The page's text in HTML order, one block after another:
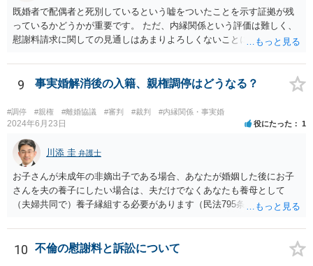
センティブも確保するためには、請求側の主張額を鵜呑みにした排除
額ベースとするのではなく、弁護士として反対の立場であれば、２～
３割くらいの確率で認められそうな金額がいくらくらいかを提示した
ないと目くじらを立てる依頼者もいそうなので、やはり難点がありま
たり、長期化した場合は追加着手金を請求できるようにしたりして最
悪排除額ベースの成功報酬はもらえなくても気にしないというのが良
いように思っています。 いずれにせよ、どういう形をとるにせよ、支
払う報酬額はあまり変わらないと思いますので、そのとおりに支払っ
ても損にはならないはずです。 基本的に弁護士に1時間動いてもらう
場合の相場は税抜2万円くらいですので、あなたの事件に50時間以上費
やしているのであれば排除額ベースの成功報酬が支払われないと弁護
士にとっては割りの悪い事件ということになるかと存じます。
既婚者で配偶者と死別しているという嘘をついたことを示す証拠が残
っているかどうかが重要です。 ただ、内縁関係という評価は難しく、
慰謝料請求に関しての見通しはあまりよろしくないことにご留意なさ
9 事実婚解消後の入籍、親権調停はどうなる？
#調停 #親権 #離婚協議 #審判 #裁判 #内縁関係・事実婚
2024年6月23日 役にたった 1
川添 圭 弁護士
お子さんが未成年の非嫡出子である場合、あなたが婚姻した後にお子
さんを夫の養子にしたい場合は、夫だけでなくあなたも養母として
（夫婦共同で）養子縁組する必要があります（民法795条本文）。これ
母と子の間が非嫡出子の関係のままではバランスに欠けるためである
と説明されています。 そして、再婚後の養子縁組によって夫婦の共同
親権となった場合は、血縁上の父親からの父を親権者とする協議に代
10 不倫の慰謝料と訴訟について